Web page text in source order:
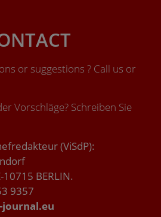
or suggestions ? Call us or
Vorschläge? Schreiben Sie
(ViSdP):
BERLIN.
9357
journal.eu